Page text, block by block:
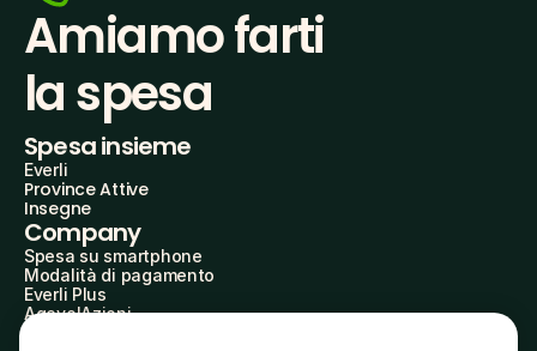
Amiamo farti
la spesa
Spesa insieme
Everli
Province Attive
Insegne
Company
Spesa su smartphone
Modalità di pagamento
Everli Plus
AgevolAzioni